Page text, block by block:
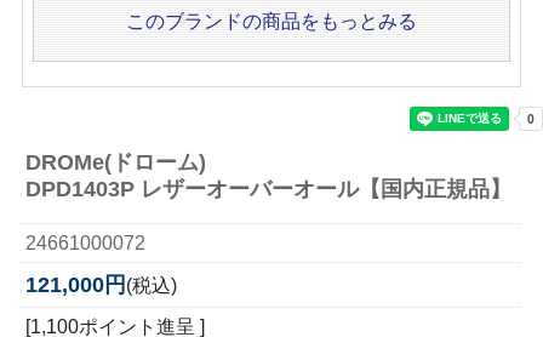
このブランドの商品をもっとみる
DROMe(ドローム)
DPD1403P レザーオーバーオール【国内正規品】
24661000072
121,000円 (税込)
[1,100ポイント進呈 ]